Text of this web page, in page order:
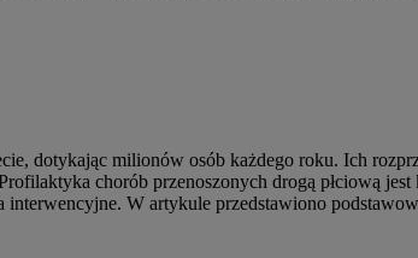
dotykając milionów osób każdego roku. Ich
chorób przenoszonych drogą płciową
W artykule przedstawiono